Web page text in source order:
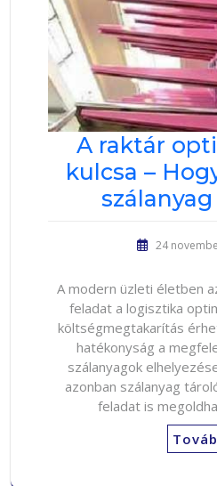
A raktár
kulcsa –
24
A modern üzleti életben
feladat a logisztika
költségmegtakarítás
hatékonyság a
szálanyagok
azonban szálanyag
feladat is